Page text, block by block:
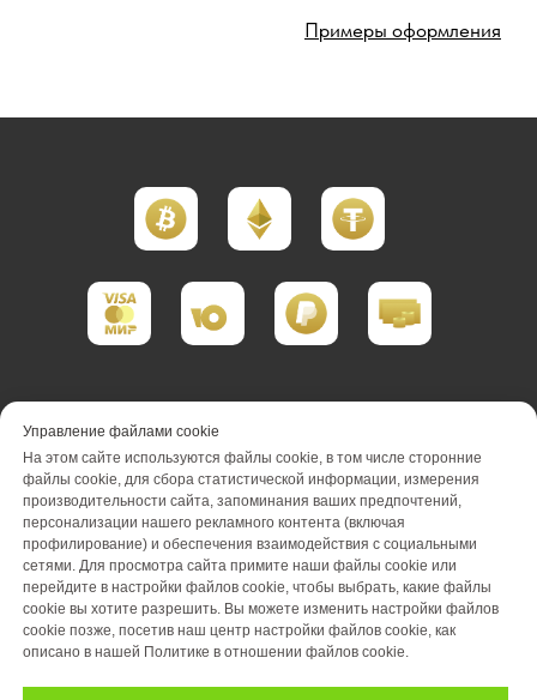
Примеры оформления
Портфолио проектирования
Портфолио обслуживания
Акции
Вакансии
О компании
Отзывы
Блог
Оплата Контакты
Управление файлами cookie
На этом сайте используются файлы cookie, в том числе сторонние
файлы cookie, для сбора статистической информации, измерения
производительности сайта, запоминания ваших предпочтений,
персонализации нашего рекламного контента (включая
профилирование) и обеспечения взаимодействия с социальными
сетями. Для просмотра сайта примите наши файлы cookie или
перейдите в настройки файлов cookie, чтобы выбрать, какие файлы
cookie вы хотите разрешить. Вы можете изменить настройки файлов
cookie позже, посетив наш центр настройки файлов cookie, как
описано в нашей Политике в отношении файлов cookie.